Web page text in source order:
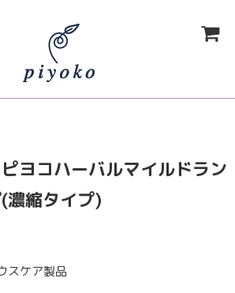
ヨコハーバルマイルドラン
濃縮タイプ)
スケア製品